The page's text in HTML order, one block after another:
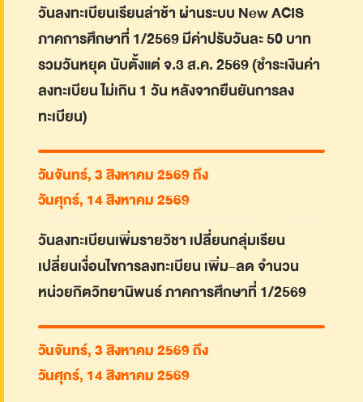
วันลงทะเบียนเรียนล่าช้า ผ่านระบบ New ACIS
ภาคการศึกษาที่ 1/2569 มีค่าปรับวันละ 50 บาท
รวมวันหยุด นับตั้งแต่ จ.3 ส.ค. 2569 (ชำระเงินค่า
ลงทะเบียน ไม่เกิน 1 วัน หลังจากยืนยันการลง
ทะเบียน)
วันจันทร์, 3 สิงหาคม 2569 ถึง
วันศุกร์, 14 สิงหาคม 2569
วันลงทะเบียนเพิ่มรายวิชา เปลี่ยนกลุ่มเรียน
เปลี่ยนเงื่อนไขการลงทะเบียน เพิ่ม-ลด จำนวน
หน่วยกิตวิทยานิพนธ์ ภาคการศึกษาที่ 1/2569
วันจันทร์, 3 สิงหาคม 2569 ถึง
วันศุกร์, 14 สิงหาคม 2569